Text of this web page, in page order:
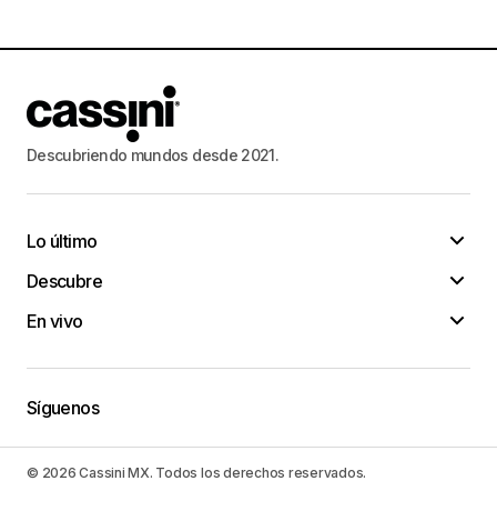
Descubriendo mundos desde 2021.
Lo último
Descubre
En vivo
Síguenos
© 2026 Cassini MX. Todos los derechos reservados.